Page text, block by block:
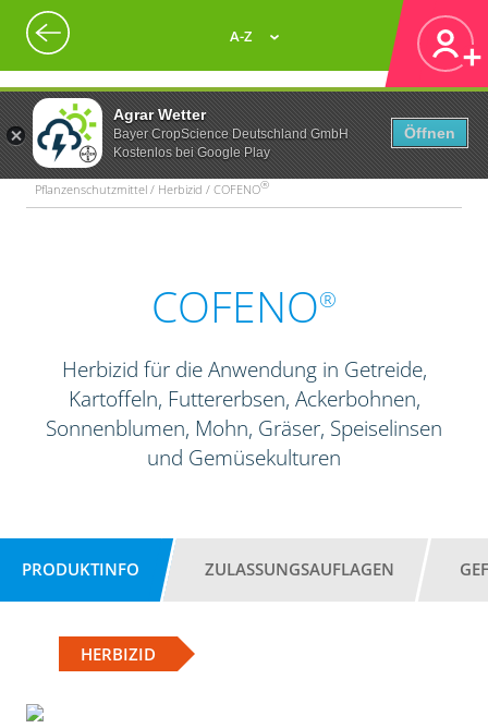
Agrar Wetter
Bayer CropScience Deutschland GmbH
Kostenlos bei Google Play
Öffnen
A-Z
Pflanzenschutzmittel / Herbizid / COFENO®
COFENO®
Herbizid für die Anwendung in Getreide,
Kartoffeln, Futtererbsen, Ackerbohnen,
Sonnenblumen, Mohn, Gräser, Speiselinsen
und Gemüsekulturen
PRODUKTINFO ZULASSUNGSAUFLAGEN
HERBIZID